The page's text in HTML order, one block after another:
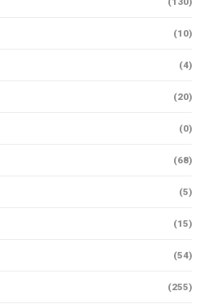
(10)
(4)
(20)
(0)
(68)
(5)
(15)
(54)
(255)